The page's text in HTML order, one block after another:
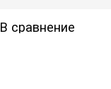
В сравнение